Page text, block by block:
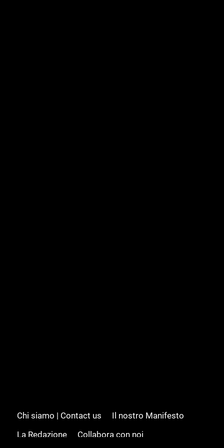
Chi siamo | Contact us
Il nostro Manifesto
La Redazione
Collabora con noi